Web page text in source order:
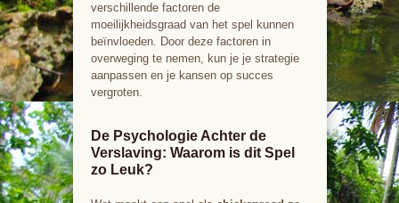
verschillende factoren de
moeilijkheidsgraad van het spel kunnen
beïnvloeden. Door deze factoren in
overweging te nemen, kun je je strategie
aanpassen en je kansen op succes
vergroten.
De Psychologie Achter de
Verslaving: Waarom is dit Spel
zo Leuk?